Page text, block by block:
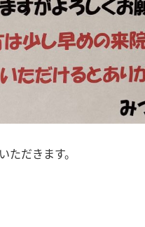
だきます。